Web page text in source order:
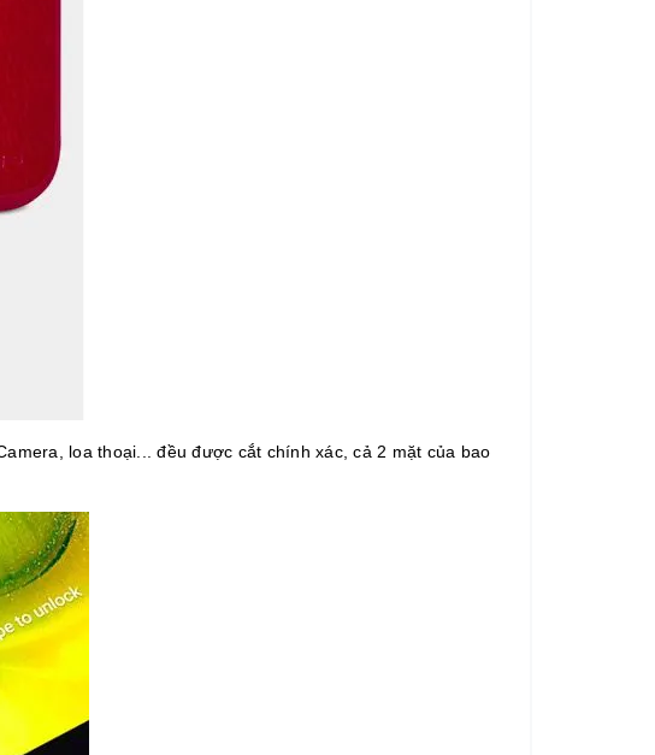
loa thoại... đều được cắt chính xác, cả 2 mặt của bao